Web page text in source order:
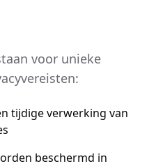
voor unieke
tijdige verwerking van
beschermd in